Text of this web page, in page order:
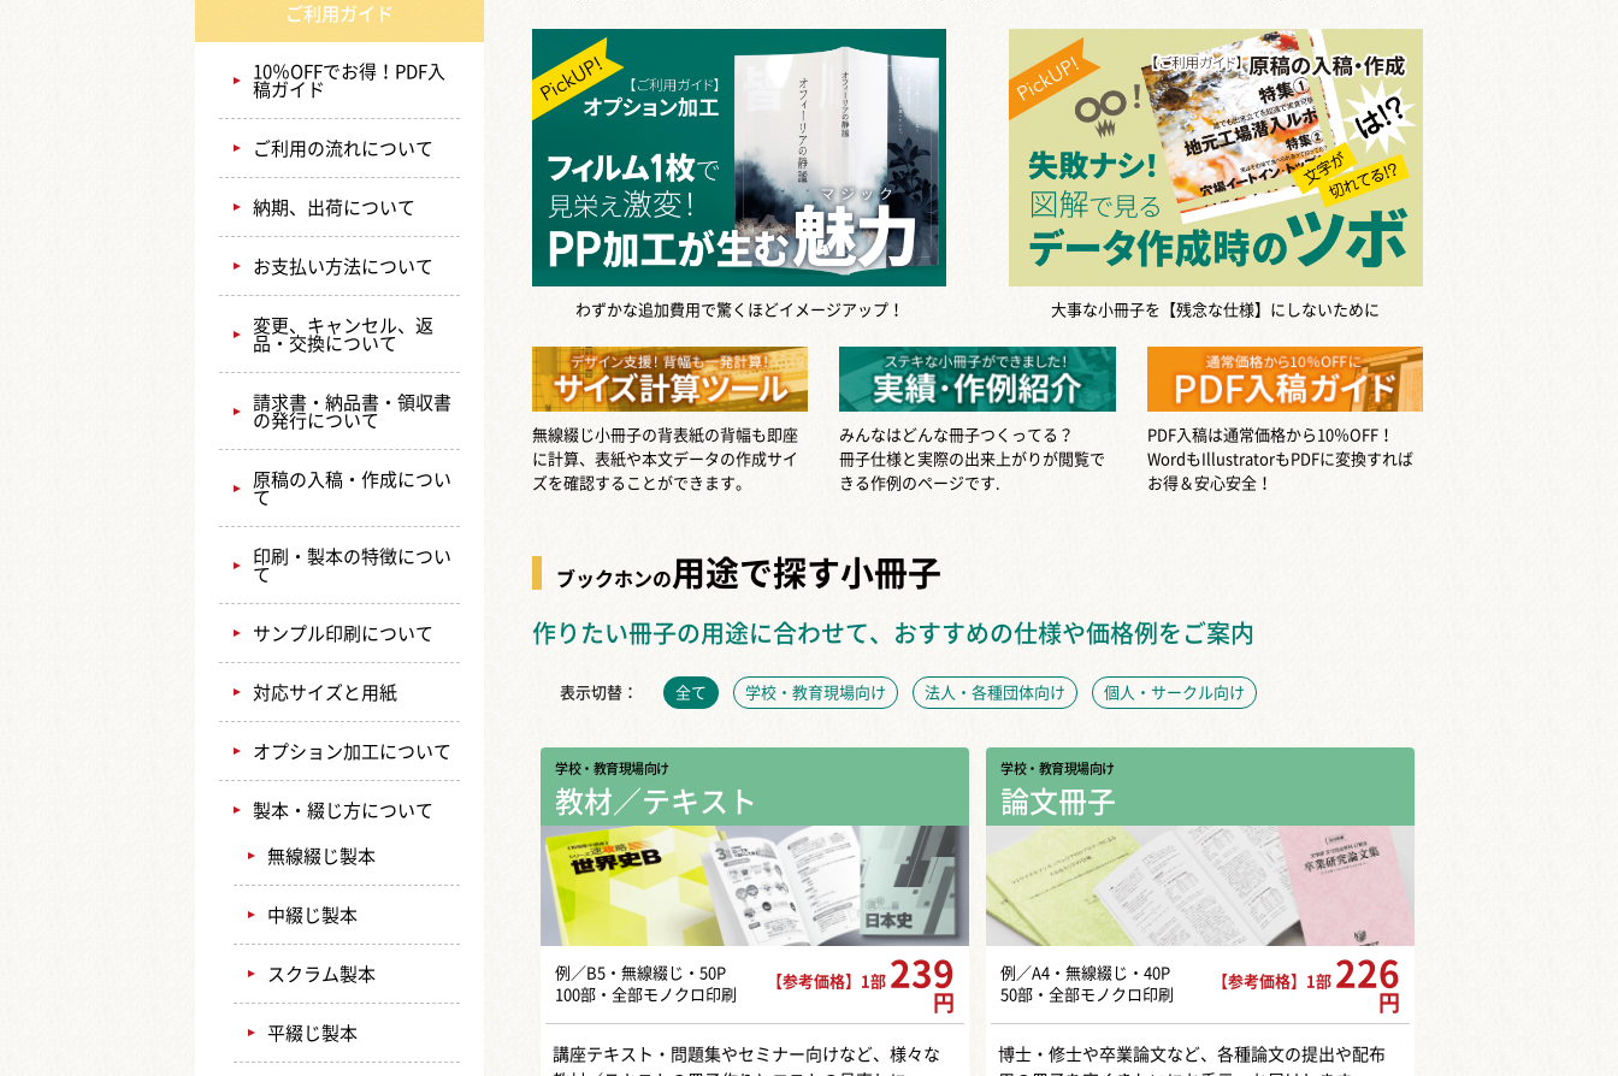
ご利用ガイド
10％OFFでお得！PDF入
稿ガイド
ご利用の流れについて
納期、出荷について
お支払い方法について
変更、キャンセル、返
品・交換について
請求書・納品書・領収書
の発行について
原稿の入稿・作成につい
て
印刷・製本の特徴につい
て
サンプル印刷について
対応サイズと用紙
オプション加工について
製本・綴じ方について
無線綴じ製本
中綴じ製本
スクラム製本
平綴じ製本
わずかな追加費用で驚くほどイメージアップ！ 大事な小冊子を【残念な仕様】にしないために
無線綴じ小冊子の背表紙の背幅も即座
に計算、表紙や本文データの作成サイ
ズを確認することができます。
みんなはどんな冊子つくってる？
冊子仕様と実際の出来上がりが閲覧で
きる作例のページです.
PDF入稿は通常価格から10％OFF！
WordもIllustratorもPDFに変換すれば
お得＆安心安全！
ブックホンの用途で探す小冊子
作りたい冊子の用途に合わせて、おすすめの仕様や価格例をご案内
表示切替： 全て 学校・教育現場向け 法人・各種団体向け 個人・サークル向け
学校・教育現場向け
教材／テキスト
例／B5・無線綴じ・50P
100部・全部モノクロ印刷
【参考価格】1部 239
円
講座テキスト・問題集やセミナー向けなど、様々な
学校・教育現場向け
論文冊子
例／A4・無線綴じ・40P
50部・全部モノクロ印刷
【参考価格】1部 226
円
博士・修士や卒業論文など、各種論文の提出や配布